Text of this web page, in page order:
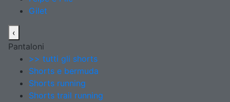
Gilet
‹
Pantaloni
>> tutti gli shorts
Shorts e bermuda
Shorts running
Shorts trail running